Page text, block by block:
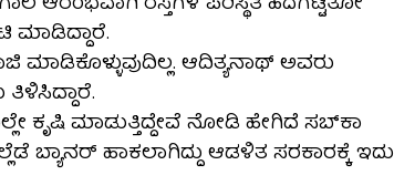
ಮಾಡಿದ್ದಾರೆ.
ಮಾಡಿಕೊಳ್ಳುವುದಿಲ್ಲ. ಆದಿತ್ಯನಾಥ್ ಅವರು
ಕೃಷಿ ಮಾಡುತ್ತಿದ್ದೇವೆ ನೋಡಿ ಹೇಗಿದೆ ಸಬ್‍ಕಾ
ಬ್ಯಾನರ್ ಹಾಕಲಾಗಿದ್ದು ಆಡಳಿತ ಸರಕಾರಕ್ಕೆ ಇದು